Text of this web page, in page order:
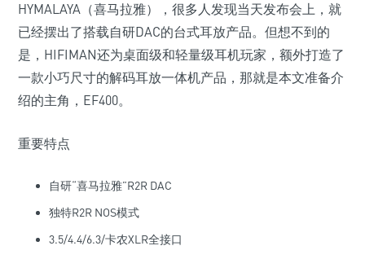
HYMALAYA（喜马拉雅），很多人发现当天发布会上，就
已经摆出了搭载自研DAC的台式耳放产品。但想不到的
是，HIFIMAN还为桌面级和轻量级耳机玩家，额外打造了
一款小巧尺寸的解码耳放一体机产品，那就是本文准备介
绍的主角，EF400。
重要特点
自研“喜马拉雅”R2R DAC
独特R2R NOS模式
3.5/4.4/6.3/卡农XLR全接口